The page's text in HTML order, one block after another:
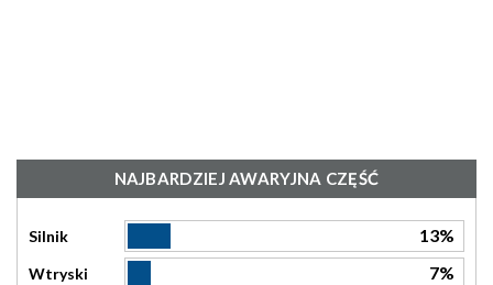
NAJBARDZIEJ AWARYJNA CZĘŚĆ
Silnik 13%
Wtryski 7%